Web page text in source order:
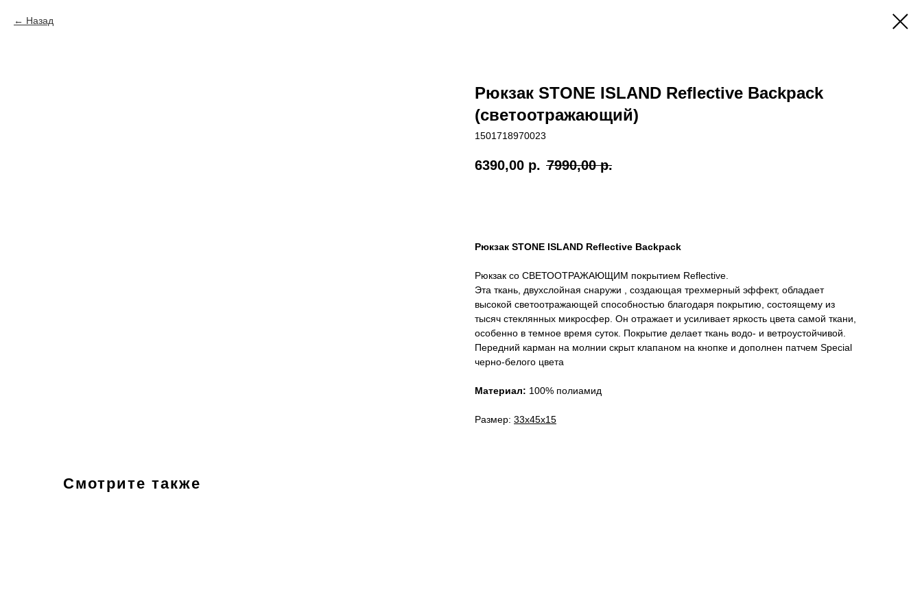
Назад
Рюкзак STONE ISLAND Reflective Backpack
(светоотражающий)
1501718970023
6390,00 р. 7990,00 р.
Рюкзак STONE ISLAND Reflective Backpack
Рюкзак со СВЕТООТРАЖАЮЩИМ покрытием Reflective.
Эта ткань, двухслойная снаружи , создающая трехмерный эффект, обладает
высокой светоотражающей способностью благодаря покрытию, состоящему из
тысяч стеклянных микросфер. Он отражает и усиливает яркость цвета самой ткани,
особенно в темное время суток. Покрытие делает ткань водо- и ветроустойчивой.
Передний карман на молнии скрыт клапаном на кнопке и дополнен патчем Special
черно-белого цвета
Материал: 100% полиамид
Размер: 33х45х15
Смотрите также